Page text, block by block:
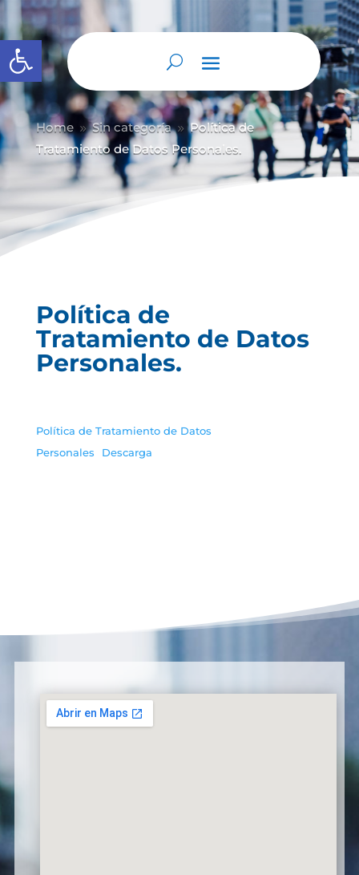
Abrir barra de herramientas
Home 9 Sin categoría 9 Política de
Tratamiento de Datos Personales.
Política de
Tratamiento de Datos
Personales.
Política de Tratamiento de Datos
Personales
Descarga